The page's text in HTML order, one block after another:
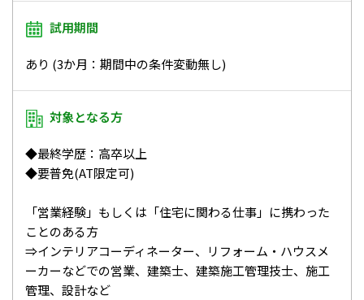
試用期間
あり (3か月：期間中の条件変動無し)
対象となる方
◆最終学歴：高卒以上
◆要普免(AT限定可)
「営業経験」もしくは「住宅に関わる仕事」に携わった
ことのある方
⇒インテリアコーディネーター、リフォーム・ハウスメ
ーカーなどでの営業、建築士、建築施工管理技士、施工
管理、設計など